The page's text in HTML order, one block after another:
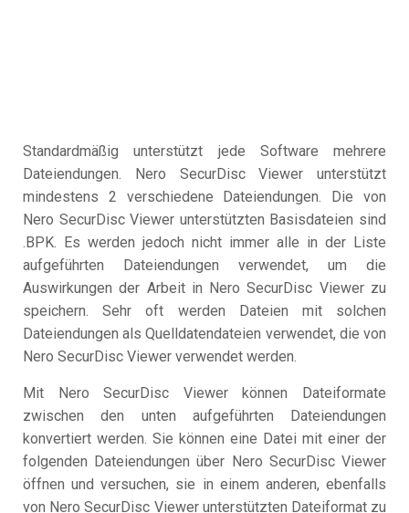
Standardmäßig unterstützt jede Software mehrere
Dateiendungen. Nero SecurDisc Viewer unterstützt
mindestens 2 verschiedene Dateiendungen. Die von
Nero SecurDisc Viewer unterstützten Basisdateien sind
.BPK. Es werden jedoch nicht immer alle in der Liste
aufgeführten Dateiendungen verwendet, um die
Auswirkungen der Arbeit in Nero SecurDisc Viewer zu
speichern. Sehr oft werden Dateien mit solchen
Dateiendungen als Quelldatendateien verwendet, die von
Nero SecurDisc Viewer verwendet werden.
Mit Nero SecurDisc Viewer können Dateiformate
zwischen den unten aufgeführten Dateiendungen
konvertiert werden. Sie können eine Datei mit einer der
folgenden Dateiendungen über Nero SecurDisc Viewer
öffnen und versuchen, sie in einem anderen, ebenfalls
von Nero SecurDisc Viewer unterstützten Dateiformat zu